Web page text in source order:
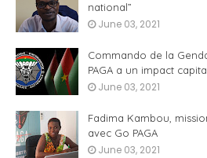
national”
June 03, 2021
Commando de la
PAGA a un impact
June 03, 2021
Fadima Kambou,
avec Go PAGA
June 03, 2021